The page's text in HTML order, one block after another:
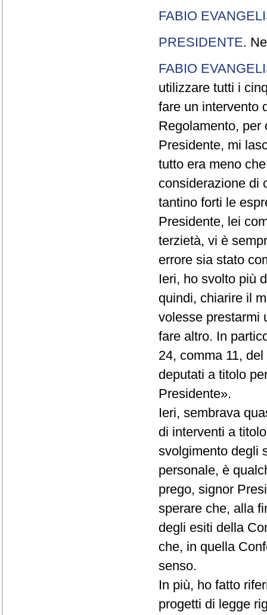
FABIO
PRESIDENTE.
FABIO
utilizzare tutti i
fare un intervento
Regolamento, per
Presidente, mi
tutto era meno
considerazione di
tantino forti le
Presidente, lei
terzietà, vi è
errore sia stato
Ieri, ho svolto più
quindi, chiarire il
volesse prestarmi
fare altro. In
24, comma 11,
deputati a titolo
Presidente».
Ieri, sembrava
di interventi a
svolgimento degli
personale, è
prego, signor
sperare che, alla
degli esiti della
che, in quella
senso.
In più, ho fatto
progetti di legge